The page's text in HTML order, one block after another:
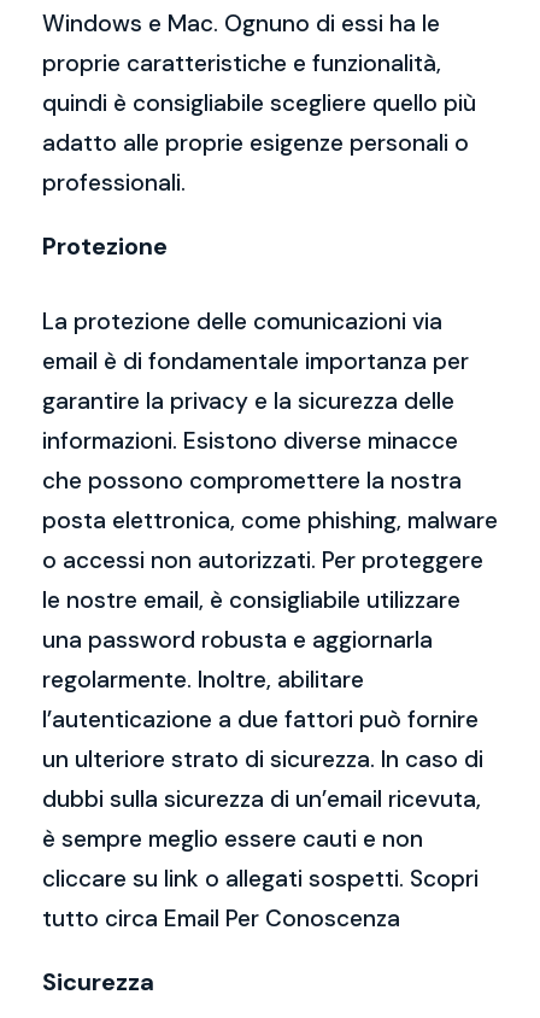
Windows e Mac. Ognuno di essi ha le
proprie caratteristiche e funzionalità,
quindi è consigliabile scegliere quello più
adatto alle proprie esigenze personali o
professionali.
Protezione
La protezione delle comunicazioni via
email è di fondamentale importanza per
garantire la privacy e la sicurezza delle
informazioni. Esistono diverse minacce
che possono compromettere la nostra
posta elettronica, come phishing, malware
o accessi non autorizzati. Per proteggere
le nostre email, è consigliabile utilizzare
una password robusta e aggiornarla
regolarmente. Inoltre, abilitare
l’autenticazione a due fattori può fornire
un ulteriore strato di sicurezza. In caso di
dubbi sulla sicurezza di un’email ricevuta,
è sempre meglio essere cauti e non
cliccare su link o allegati sospetti. Scopri
tutto circa Email Per Conoscenza
Sicurezza